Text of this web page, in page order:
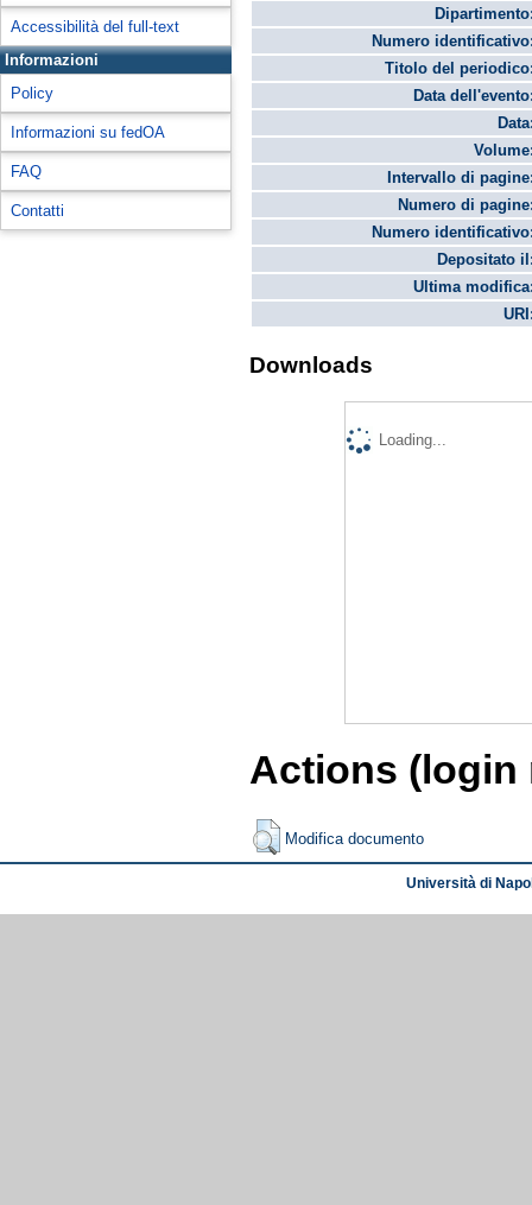
Accessibilità del full-text
Informazioni
Policy
Informazioni su fedOA
FAQ
Contatti
Numero
Titolo del
Data
Intervallo di
Numero di
Numero
Depositato
Ultima
Downloads
Loading...
Actions (login
Modifica documento
Università di